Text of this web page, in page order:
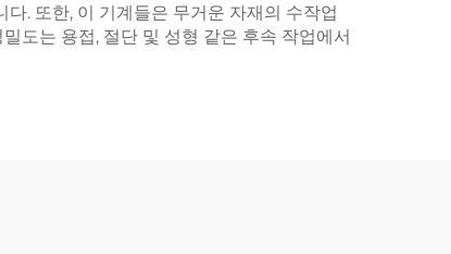
. 또한, 이 기계들은 무거운 자재의 수작업
도는 용접, 절단 및 성형 같은 후속 작업에서